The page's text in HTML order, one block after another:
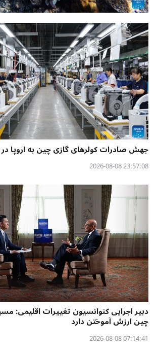
جهش صادرات کولرهای گازی چین به اروپا
23:57:08 2026-08-08
دبیر اجرایی کنوانسیون تغییرات اقلیمی:
چین ارزش آموختن دارد
07:14:41 2026-08-08